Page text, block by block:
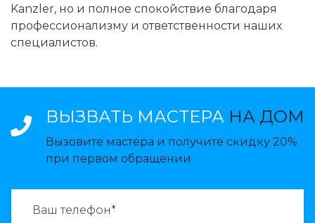
Kanzler, но и полное спокойствие благодаря
профессионализму и ответственности наших
специалистов.
ВЫЗВАТЬ МАСТЕРА НА ДОМ
Вызовите мастера и получите скидку 20%
при первом обращении.